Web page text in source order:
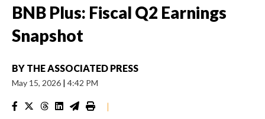
BNB Plus: Fiscal Q2 Earnings
Snapshot
BY THE ASSOCIATED PRESS
May 15, 2026 | 4:42 PM
|